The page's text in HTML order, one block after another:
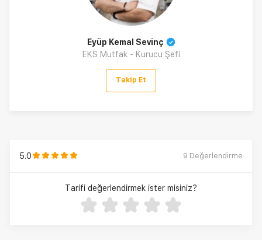
Eyüp Kemal Sevinç
EKS Mutfak - Kurucu Şefi
Takip Et
5.0 9 Değerlendirme
Tarifi değerlendirmek ister misiniz?